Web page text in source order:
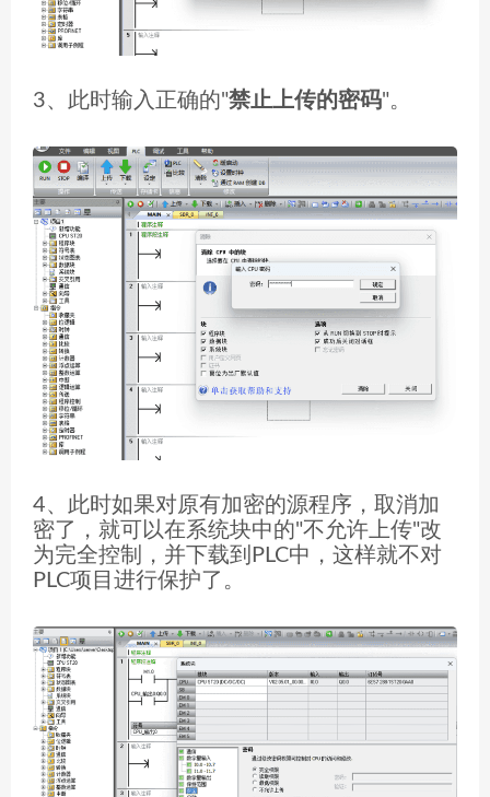
3、此时输入正确的"禁止上传的密码"。
4、此时如果对原有加密的源程序，取消加
密了，就可以在系统块中的"不允许上传"改
为完全控制，并下载到PLC中，这样就不对
PLC项目进行保护了。